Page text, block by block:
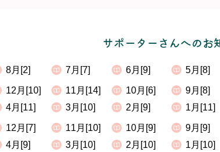
サポーターさんへのお
8月[2] 7月[7] 6月[9] 5月[8]
12月[10] 11月[14] 10月[6] 9月[8]
4月[11]
3月[10] 2月[9] 1月[11]
12月[7] 11月[10] 10月[9] 9月[9]
4月[9]
3月[10] 2月[10] 1月[10]